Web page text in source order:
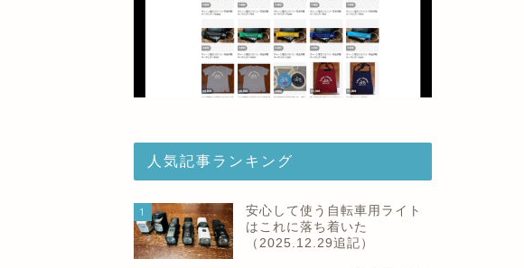
人気記事ランキング
1
安心して使う自転車用ライト
はこれに落ち着いた
（2025.12.29追記）